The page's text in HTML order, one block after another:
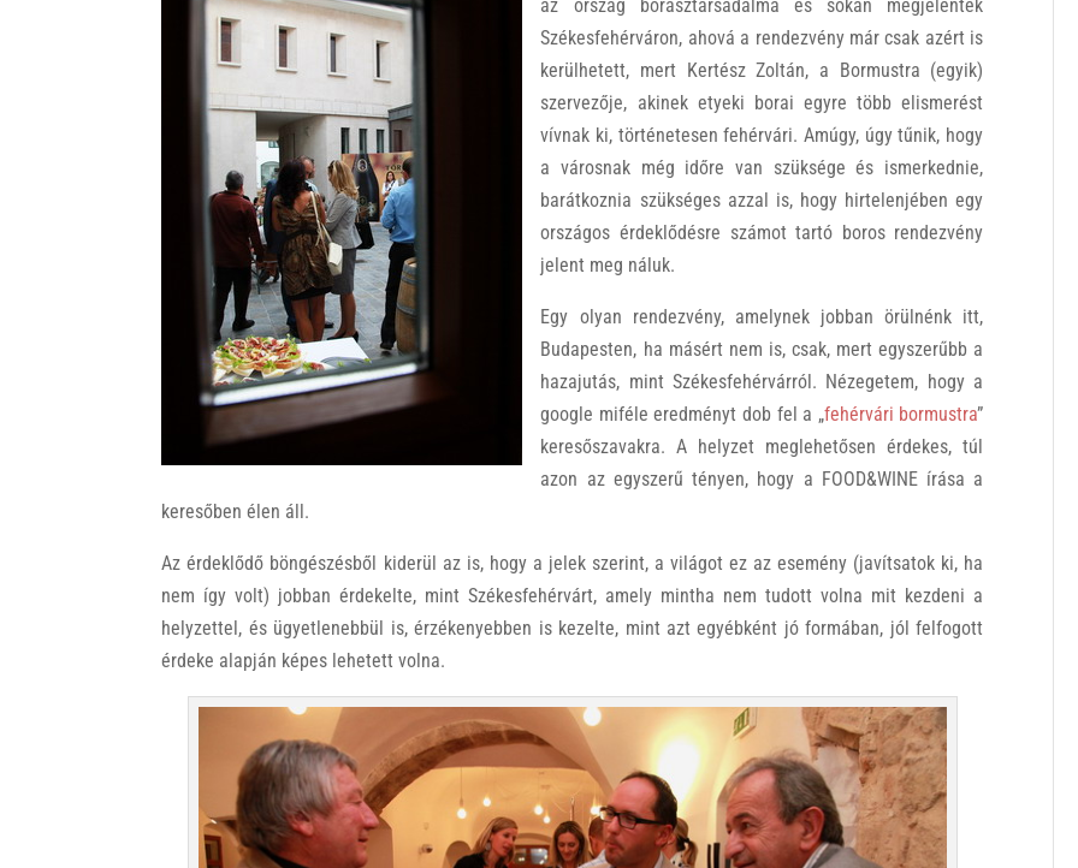
az ország borásztársadalma és sokan megjelentek
Székesfehérváron, ahová a rendezvény már csak azért is
kerülhetett, mert Kertész Zoltán, a Bormustra (egyik)
szervezője, akinek etyeki borai egyre több elismerést
vívnak ki, történetesen fehérvári. Amúgy, úgy tűnik, hogy
a városnak még időre van szüksége és ismerkednie,
barátkoznia szükséges azzal is, hogy hirtelenjében egy
országos érdeklődésre számot tartó boros rendezvény
jelent meg náluk.
Egy olyan rendezvény, amelynek jobban örülnénk itt,
Budapesten, ha másért nem is, csak, mert egyszerűbb a
hazajutás, mint Székesfehérvárról. Nézegetem, hogy a
google miféle eredményt dob fel a „fehérvári bormustra”
keresőszavakra. A helyzet meglehetősen érdekes, túl
azon az egyszerű tényen, hogy a FOOD&WINE írása a
keresőben élen áll.
Az érdeklődő böngészésből kiderül az is, hogy a jelek szerint, a világot ez az esemény (javítsatok ki, ha
nem így volt) jobban érdekelte, mint Székesfehérvárt, amely mintha nem tudott volna mit kezdeni a
helyzettel, és ügyetlenebbül is, érzékenyebben is kezelte, mint azt egyébként jó formában, jól felfogott
érdeke alapján képes lehetett volna.